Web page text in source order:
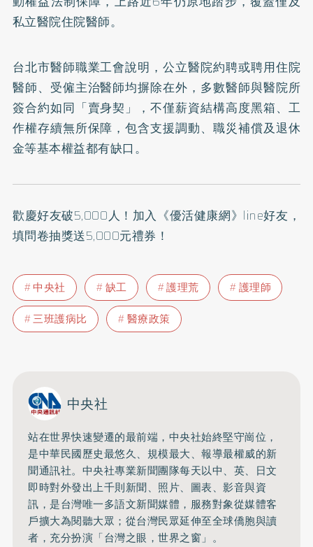
私立醫院住院醫師。
台北市醫師職業工會說明，公立醫院約聘或聘用住院
醫師、受僱主治醫師均摒除在外，多數醫師與醫院所
簽合約如同「賣身契」，不僅薪資結構高度黑箱、工
作權存續無所保障，包含支援調動、職災補償及退休
金等基本權益都有缺口。
歡慶好友破5,000人！加入 《優活健康網》line好友 ，
填問卷抽獎送5,000元禮券！
中央社 缺工 護理荒
護理師
三班護病比
醫療政策
中央社
站在世界快速變遷的最前端，中央社始終堅守崗位，
是中華民國歷史最悠久、規模最大、報導最權威的新
聞通訊社。中央社專業新聞團隊每天以中、英、日文
即時對外發出上千則新聞、照片、圖表、影音與資
訊，是台灣唯一多語文新聞媒體，服務對象從媒體客
戶擴大為閱聽大眾；從台灣民眾延伸至全球僑胞與讀
者，充分扮演「台灣之眼，世界之窗」。